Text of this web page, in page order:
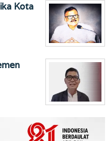
Kota